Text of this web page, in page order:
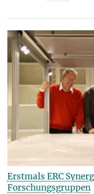
Erstmals ERC
Forschungsgruppen